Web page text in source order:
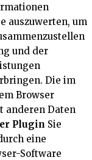
auszuwerten, um
und der
Die im
Browser
anderen Daten
Plugin Sie
eine
Software